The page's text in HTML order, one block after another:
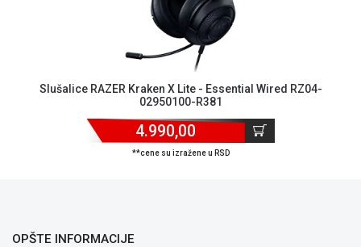
Slušalice RAZER Kraken X Lite - Essential Wired RZ04-
02950100-R381
4.990,00
**cene su izražene u RSD
OPŠTE INFORMACIJE